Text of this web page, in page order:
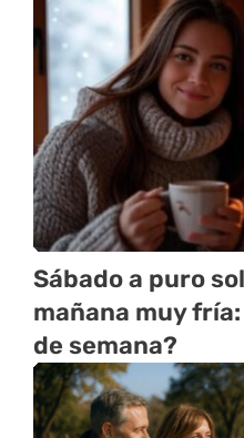
Sábado a puro
mañana muy
de semana?